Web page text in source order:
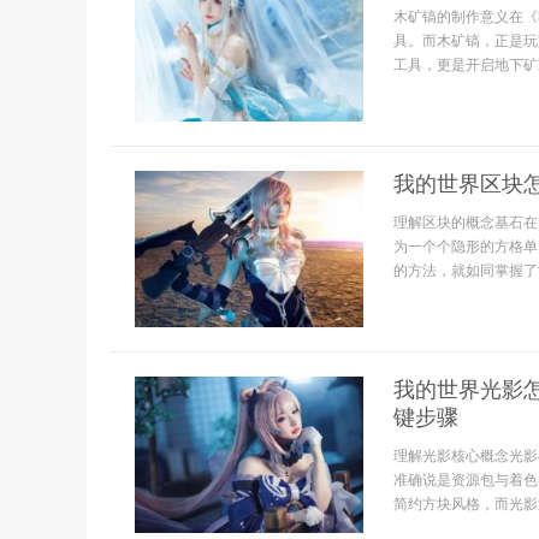
木矿镐的制作意义在
具。而木矿镐，正是
工具，更是开启地下
我的世界区块
理解区块的概念基石
为一个个隐形的方格
的方法，就如同掌握
我的世界光影
键步骤
理解光影核心概念光
准确说是资源包与着
简约方块风格，而光